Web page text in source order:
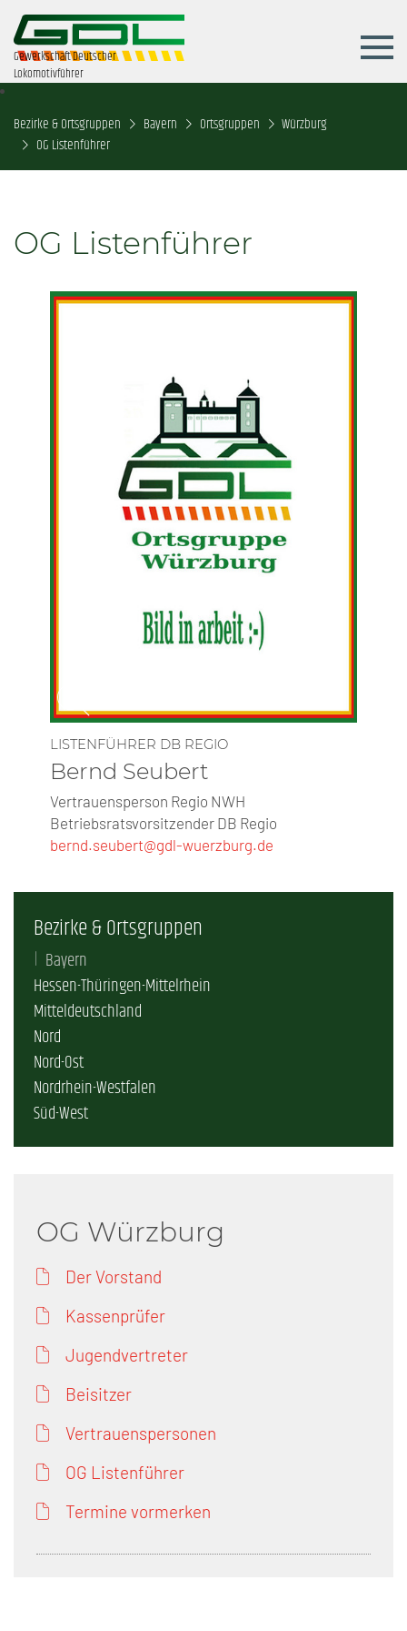
Gewerkschaft Deutscher
Lokomotivführer
Bezirke & Ortsgruppen Bayern Ortsgruppen
Würzburg
OG Listenführer
OG Listenführer
LISTENFÜHRER DB REGIO
Bernd Seubert
Vertrauensperson Regio NWH
Betriebsratsvorsitzender DB Regio
bernd.seubert@gdl-wuerzburg.de
Bezirke & Ortsgruppen
Bayern
Hessen-Thüringen-Mittelrhein
Mitteldeutschland
Nord
Nord-Ost
Nordrhein-Westfalen
Süd-West
OG Würzburg
Der Vorstand
Kassenprüfer
Jugendvertreter
Beisitzer
Vertrauenspersonen
OG Listenführer
Termine vormerken